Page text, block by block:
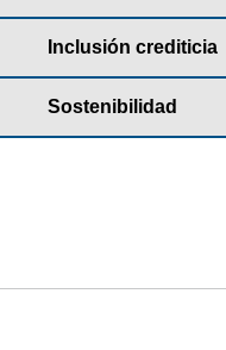
Inclusión crediticia
Sostenibilidad